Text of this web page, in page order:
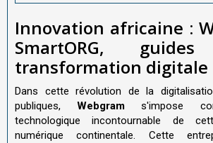
Innovation africaine :
SmartORG,
transformation digitale
Dans cette révolution de la
publiques,Webgram s'impose
technologique incontournable de
numérique continentale. Cette